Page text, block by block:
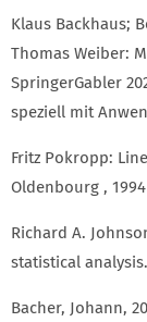
Klaus Backhaus;
Thomas Weiber:
SpringerGabler
speziell mit
Fritz Pokropp:
Oldenbourg , 1994
Richard A.
statistical
Bacher, Johann,